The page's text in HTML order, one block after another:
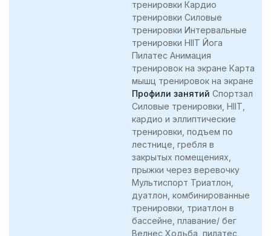
тренировки Кардио
тренировки Силовые
тренировки Интервальные
тренировки HIIT Йога
Пилатес Анимация
тренировок на экране Карта
мышц тренировок на экране
Профили занятий Спортзал
Силовые тренировки, HIIT,
кардио и эллиптические
тренировки, подъем по
лестнице, гребля в
закрытых помещениях,
прыжки через веревочку
Мультиспорт Триатлон,
дуатлон, комбинированные
тренировки, триатлон в
бассейне, плавание/ бег
Велнес Ходьба, пилатес,